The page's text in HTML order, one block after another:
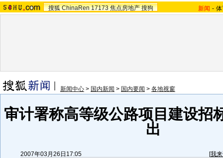
搜狐 ChinaRen 17173 焦点房地产 搜狗 新闻 -
新闻中心 > 国内新闻 > 国内要闻 > 各地视窗
审计署称高等级公路项目建设招
出
2007年03月26日17:05 [我